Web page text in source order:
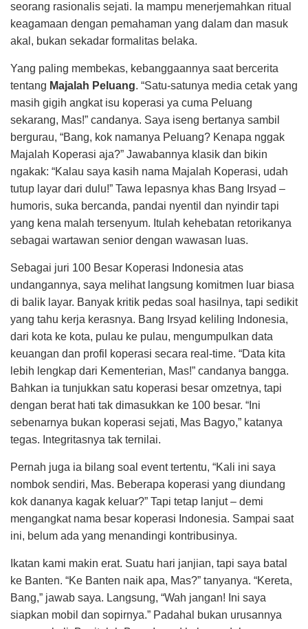
seorang rasionalis sejati. Ia mampu menerjemahkan ritual
keagamaan dengan pemahaman yang dalam dan masuk
akal, bukan sekadar formalitas belaka.
Yang paling membekas, kebanggaannya saat bercerita
tentang Majalah Peluang. “Satu-satunya media cetak yang
masih gigih angkat isu koperasi ya cuma Peluang
sekarang, Mas!” candanya. Saya iseng bertanya sambil
bergurau, “Bang, kok namanya Peluang? Kenapa nggak
Majalah Koperasi aja?” Jawabannya klasik dan bikin
ngakak: “Kalau saya kasih nama Majalah Koperasi, udah
tutup layar dari dulu!” Tawa lepasnya khas Bang Irsyad –
humoris, suka bercanda, pandai nyentil dan nyindir tapi
yang kena malah tersenyum. Itulah kehebatan retorikanya
sebagai wartawan senior dengan wawasan luas.
Sebagai juri 100 Besar Koperasi Indonesia atas
undangannya, saya melihat langsung komitmen luar biasa
di balik layar. Banyak kritik pedas soal hasilnya, tapi sedikit
yang tahu kerja kerasnya. Bang Irsyad keliling Indonesia,
dari kota ke kota, pulau ke pulau, mengumpulkan data
keuangan dan profil koperasi secara real-time. “Data kita
lebih lengkap dari Kementerian, Mas!” candanya bangga.
Bahkan ia tunjukkan satu koperasi besar omzetnya, tapi
dengan berat hati tak dimasukkan ke 100 besar. “Ini
sebenarnya bukan koperasi sejati, Mas Bagyo,” katanya
tegas. Integritasnya tak ternilai.
Pernah juga ia bilang soal event tertentu, “Kali ini saya
nombok sendiri, Mas. Beberapa koperasi yang diundang
kok dananya kagak keluar?” Tapi tetap lanjut – demi
mengangkat nama besar koperasi Indonesia. Sampai saat
ini, belum ada yang menandingi kontribusinya.
Ikatan kami makin erat. Suatu hari janjian, tapi saya batal
ke Banten. “Ke Banten naik apa, Mas?” tanyanya. “Kereta,
Bang,” jawab saya. Langsung, “Wah jangan! Ini saya
siapkan mobil dan sopirnya.” Padahal bukan urusannya